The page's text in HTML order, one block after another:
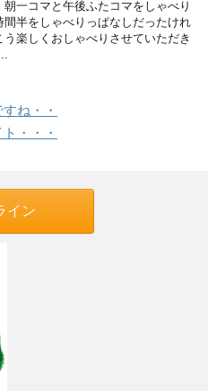
一コマと午後ふたコマをしゃべり
間半をしゃべりっぱなしだったけれ
う楽しくおしゃべりさせていただき
ね・・
・・・
イン